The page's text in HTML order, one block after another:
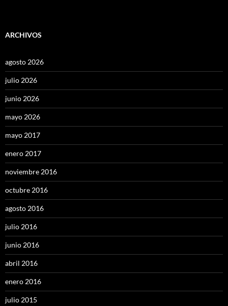
ARCHIVOS
agosto 2026
julio 2026
junio 2026
mayo 2026
mayo 2017
enero 2017
noviembre 2016
octubre 2016
agosto 2016
julio 2016
junio 2016
abril 2016
enero 2016
julio 2015